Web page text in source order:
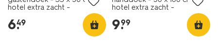
hotel extra zacht -
6.
49
hotel extra zacht -
9.
99